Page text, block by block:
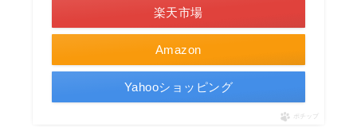
Amazon
楽天市場
Yahooショッピング
ポチップ